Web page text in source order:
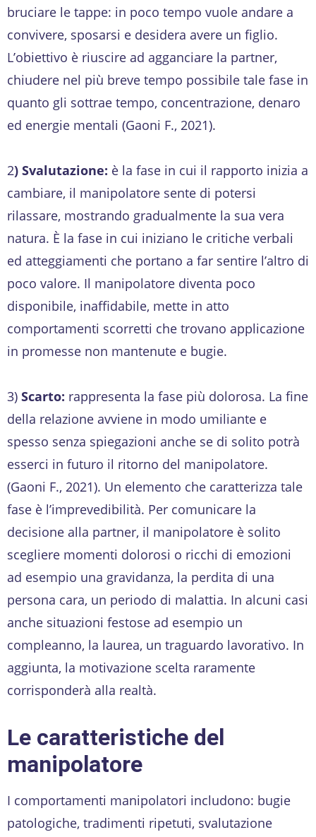
bruciare le tappe: in poco tempo vuole andare a
convivere, sposarsi e desidera avere un figlio.
L’obiettivo è riuscire ad agganciare la partner,
chiudere nel più breve tempo possibile tale fase in
quanto gli sottrae tempo, concentrazione, denaro
ed energie mentali (Gaoni F., 2021).
2) Svalutazione: è la fase in cui il rapporto inizia a
cambiare, il manipolatore sente di potersi
rilassare, mostrando gradualmente la sua vera
natura. È la fase in cui iniziano le critiche verbali
ed atteggiamenti che portano a far sentire l’altro di
poco valore. Il manipolatore diventa poco
disponibile, inaffidabile, mette in atto
comportamenti scorretti che trovano applicazione
in promesse non mantenute e bugie.
3) Scarto: rappresenta la fase più dolorosa. La fine
della relazione avviene in modo umiliante e
spesso senza spiegazioni anche se di solito potrà
esserci in futuro il ritorno del manipolatore.
(Gaoni F., 2021). Un elemento che caratterizza tale
fase è l’imprevedibilità. Per comunicare la
decisione alla partner, il manipolatore è solito
scegliere momenti dolorosi o ricchi di emozioni
ad esempio una gravidanza, la perdita di una
persona cara, un periodo di malattia. In alcuni casi
anche situazioni festose ad esempio un
compleanno, la laurea, un traguardo lavorativo. In
aggiunta, la motivazione scelta raramente
corrisponderà alla realtà.
Le caratteristiche del
manipolatore
I comportamenti manipolatori includono: bugie
patologiche, tradimenti ripetuti, svalutazione